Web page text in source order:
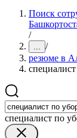
Поиск
/
... /
резюме в
специалист по